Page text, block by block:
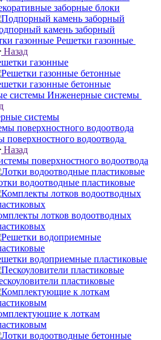
заборные блоки
камень заборный
Решетки газонные
Назад
газонные
газонные бетонные
Инженерные системы
системы
поверхностного водоотвода
Назад
поверхностного водоотвода
водоотводные пластиковые
лотков водоотводных
водоприемные пластиковые
пластиковые
к лоткам